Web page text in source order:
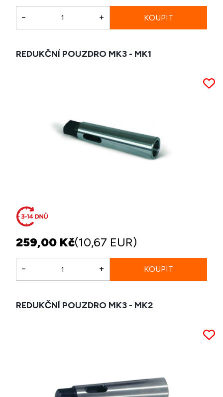
- +
REDUKČNÍ POUZDRO MK3 - MK1
259,00 Kč(10,67 EUR)
- +
REDUKČNÍ POUZDRO MK3 - MK2